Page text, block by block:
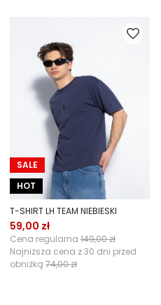
SALE
HOT
T-SHIRT LH TEAM NIEBIESKI
59,00 zł
Cena regularna 149,00 zł
Najniższa cena z 30 dni przed
obniżką 74,00 zł